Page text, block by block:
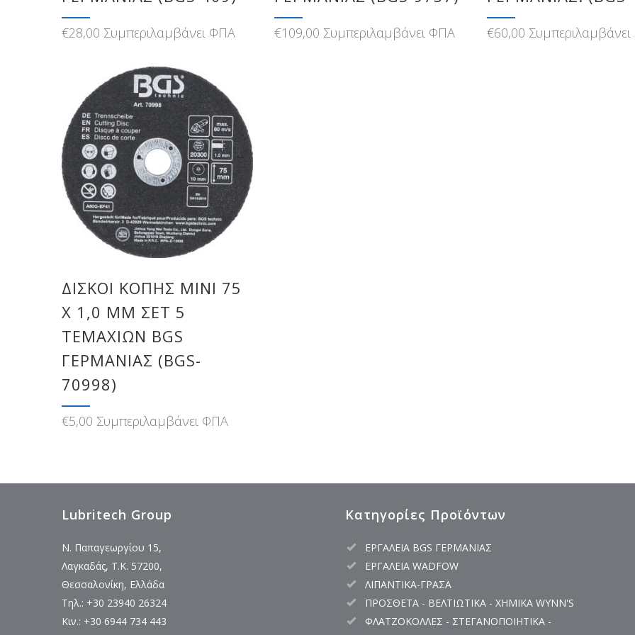
€28,00 Συμπεριλαμβάνει ΦΠΑ €109,00 Συμπεριλαμβάνει ΦΠΑ €60,00
ΔΊΣΚΟΙ ΚΟΠΉΣ MINI 75
X 1,0 MM ΣΕΤ 5
ΤΕΜΑΧΊΩΝ BGS
ΓΕΡΜΑΝΊΑΣ (BGS-
70998)
€5,00 Συμπεριλαμβάνει ΦΠΑ
Lubritech Group
Ν. Παπαγεωργίου 15,
Λαγκαδάς, Τ.Κ. 57200,
Θεσσαλονίκη, Ελλάδα
Τηλ.: +30 23940 26324
Κιν.: +30 6944 734 443
Κατηγορίες Προϊόντων
ΕΡΓΑΛΕΙΑ BGS ΓΕΡΜΑΝΙΑΣ
ΕΡΓΑΛΕΙΑ WADFOW
ΛΙΠΑΝΤΙΚΑ-ΓΡΑΣΑ
ΠΡΟΣΘΕΤΑ - ΒΕΛΤΙΩΤΙΚΑ - ΧΗΜΙΚΑ WYNN'S
ΦΛΑΤΖΟΚΟΛΛΕΣ - ΣΤΕΓΑΝΟΠΟΙΗΤΙΚΑ -